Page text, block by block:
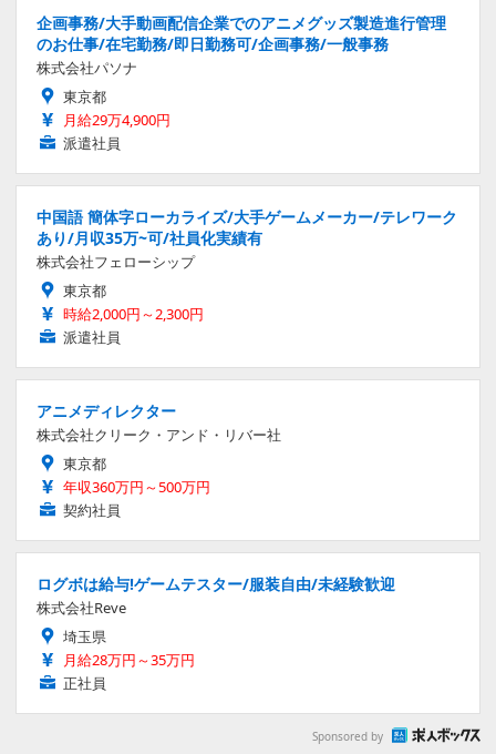
企画事務/大手動画配信企業でのアニメグッズ製造進行管理
のお仕事/在宅勤務/即日勤務可/企画事務/一般事務
株式会社パソナ
東京都
月給29万4,900円
派遣社員
中国語 簡体字ローカライズ/大手ゲームメーカー/テレワーク
あり/月収35万~可/社員化実績有
株式会社フェローシップ
東京都
時給2,000円～2,300円
派遣社員
アニメディレクター
株式会社クリーク・アンド・リバー社
東京都
年収360万円～500万円
契約社員
ログボは給与!ゲームテスター/服装自由/未経験歓迎
株式会社Reve
埼玉県
月給28万円～35万円
正社員
Sponsored by